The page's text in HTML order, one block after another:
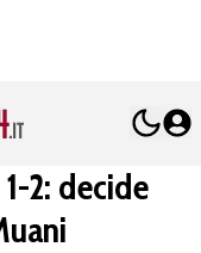
2: decide